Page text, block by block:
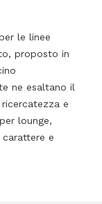
le linee
proposto in
ne esaltano il
e
lounge,
carattere e